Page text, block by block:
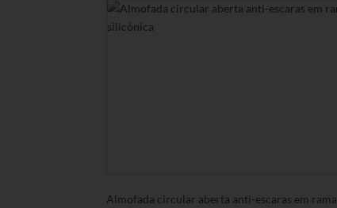
Almofada circular aberta anti-escaras em rama